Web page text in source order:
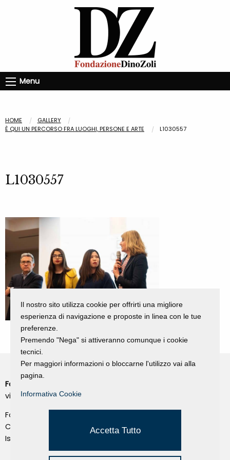
Menu
HOME
GALLERY
È QUI UN PERCORSO FRA LUOGHI, PERSONE E ARTE
L1030557
L1030557
Fondazione Dino Zoli
viale Bologna 288, Forlì
Fondo dot. euro 285.000 i.v.
CF e P.IVA 03692820404
Isc.Reg Per.Giu. n. 10404
Il nostro sito utilizza cookie per offrirti una migliore
esperienza di navigazione e proposte in linea con le tue
preferenze.
Premendo "Nega" si attiveranno comunque i cookie
tecnici.
Per maggiori informazioni o bloccarne l'utilizzo vai alla
pagina.
Informativa Cookie
Accetta Tutto